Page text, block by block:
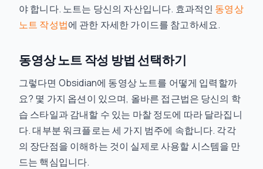
야 합니다. 노트는 당신의 자산입니다. 효과적인 동영상
노트 작성법에 관한 자세한 가이드를 참고하세요.
동영상 노트 작성 방법 선택하기
그렇다면 Obsidian에 동영상 노트를 어떻게 입력할까
요? 몇 가지 옵션이 있으며, 올바른 접근법은 당신의 학
습 스타일과 감내할 수 있는 마찰 정도에 따라 달라집니
다. 대부분 워크플로는 세 가지 범주에 속합니다. 각각
의 장단점을 이해하는 것이 실제로 사용할 시스템을 만
드는 핵심입니다.